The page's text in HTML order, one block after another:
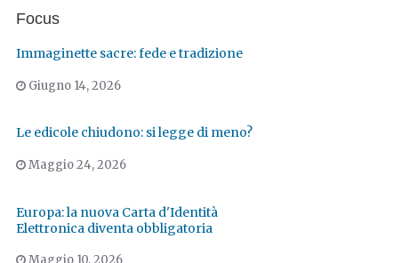
Focus
Immaginette sacre: fede e tradizione
Giugno 14, 2026
Le edicole chiudono: si legge di meno?
Maggio 24, 2026
Europa: la nuova Carta d'Identità
Elettronica diventa obbligatoria